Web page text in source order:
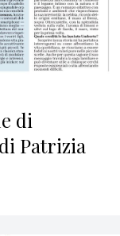
di
Patrizia